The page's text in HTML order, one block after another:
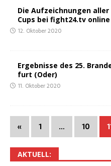
Die Auf­zeich­nun­gen
Cups bei fight24.tv online
12. Oktober 2020
Ergeb­nis­se des 25.
furt (Oder)
11. Oktober 2020
« 1 … 10
AKTU­ELL: